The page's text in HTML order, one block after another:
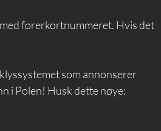
førerkortnummeret. Hvis det
som annonserer
i Polen! Husk dette nøye: